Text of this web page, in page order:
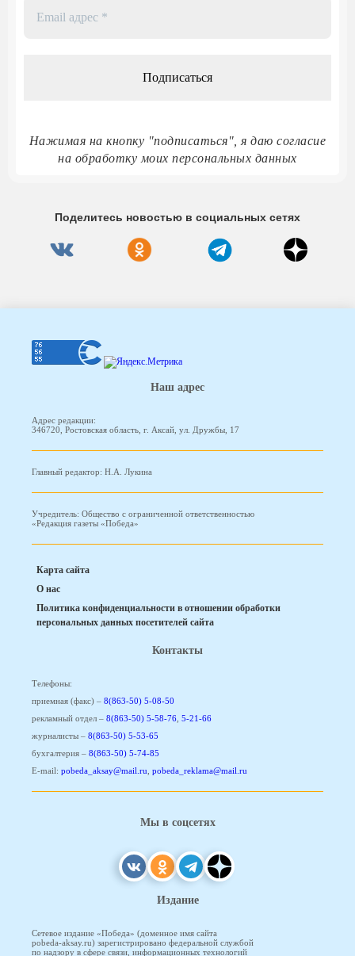
Нажимая на кнопку "подписаться", я даю согласие
на обработку моих персональных данных
Поделитесь новостью в социальных сетях
Наш адрес
Адрес редакции:
346720, Ростовская область, г. Аксай, ул. Дружбы, 17
Главный редактор: Н.А. Лукина
Учредитель: Общество с ограниченной ответственностью
«Редакция газеты «Победа»
Карта сайта
О нас
Политика конфиденциальности в отношении обработки
персональных данных посетителей сайта
Контакты
Телефоны:
приемная (факс) – 8(863-50) 5-08-50
рекламный отдел – 8(863-50) 5-58-76, 5-21-66
журналисты – 8(863-50) 5-53-65
бухгалтерия – 8(863-50) 5-74-85
E-mail: pobeda_aksay@mail.ru, pobeda_reklama@mail.ru
Мы в соцсетях
Издание
Сетевое издание «Победа» (доменное имя сайта
pobeda-aksay.ru) зарегистрировано федеральной службой
по надзору в сфере связи, информационных технологий